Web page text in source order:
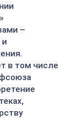
–
в том числе